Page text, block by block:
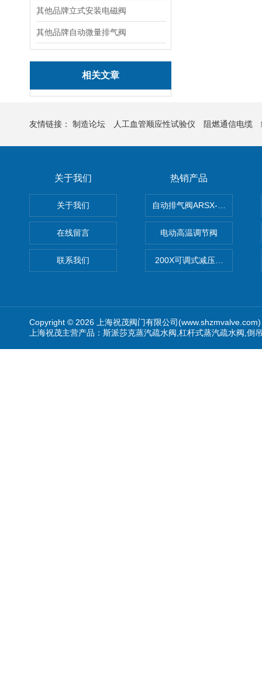
其他品牌立式安装电磁阀
其他品牌自动微量排气阀
相关文章
友情链接： 制造论坛 人工血管顺应性试验仪 阻燃通信电缆
关于我们
关于我们
在线留言
联系我们
热销产品
自动排气阀ARSX-0015/
电动高温调节阀
200X可调式减压阀（减压稳
Copyright © 2026 上海祝茂阀门有限公司
上海祝茂主营产品：斯派莎克蒸汽疏水阀,杠杆式蒸汽疏水阀,倒